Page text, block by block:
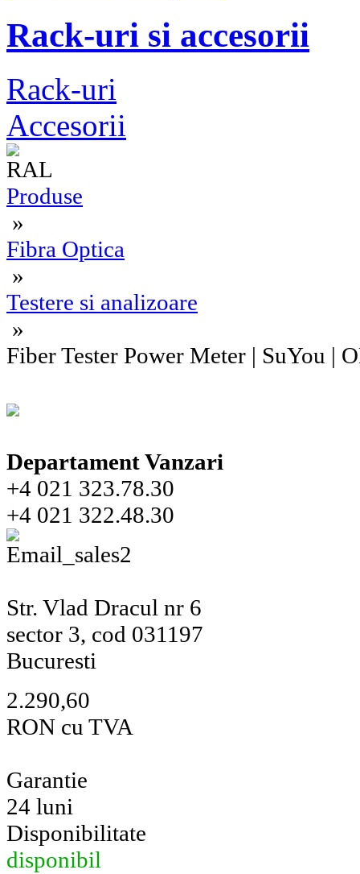
Rack-uri si accesorii
Rack-uri
Accesorii
Produse
»
Fibra Optica
»
Testere si analizoare
»
Fiber Tester Power Meter | SuYou |
Departament Vanzari
+4 021 323.78.30
+4 021 322.48.30
Str. Vlad Dracul nr 6
sector 3, cod 031197
Bucuresti
2.290,60
RON cu TVA
Garantie
24 luni
Disponibilitate
disponibil